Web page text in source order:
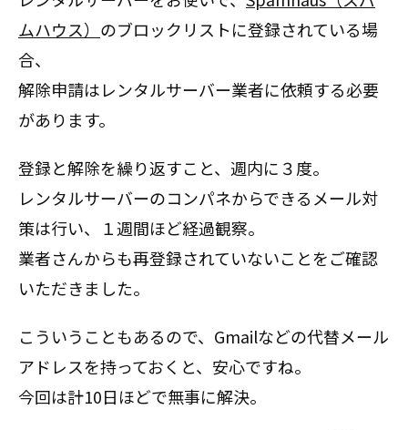
ムハウス） のブロックリストに登録されている場
合、
解除申請はレンタルサーバー業者に依頼する必要
があります。
登録と解除を繰り返すこと、週内に３度。
レンタルサーバーのコンパネからできるメール対
策は行い、１週間ほど経過観察。
業者さんからも再登録されていないことをご確認
いただきました。
こういうこともあるので、Gmailなどの代替メール
アドレスを持っておくと、安心ですね。
今回は計10日ほどで無事に解決。